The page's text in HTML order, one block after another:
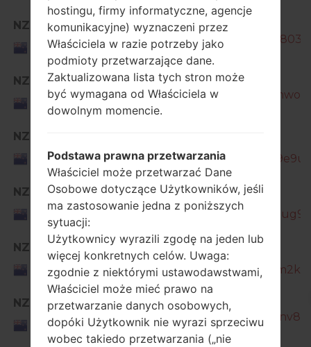
NZC
New
Zealand
SM-
NZC
New
Zealand
SM-
NZC
New
Zealand
NZC
New
Zealand
SM-
NZC
New
Zealand
SM-
NZC
New
Zealand
SM-
hostingu, firmy informatyczne, agencje
komunikacyjne) wyznaczeni przez
Właściciela w razie potrzeby jako
podmioty przetwarzające dane.
Zaktualizowana lista tych stron może
być wymagana od Właściciela w
dowolnym momencie.
Podstawa prawna przetwarzania
Właściciel może przetwarzać Dane
Osobowe dotyczące Użytkowników, jeśli
ma zastosowanie jedna z poniższych
sytuacji:
Użytkownicy wyrazili zgodę na jeden lub
więcej konkretnych celów. Uwaga:
zgodnie z niektórymi ustawodawstwami,
Właściciel może mieć prawo na
przetwarzanie danych osobowych,
dopóki Użytkownik nie wyrazi sprzeciwu
wobec takiedo przetwarzania („nie